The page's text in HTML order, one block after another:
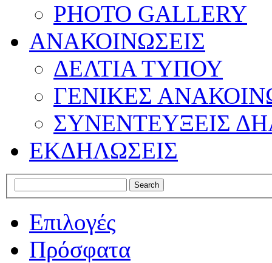
PHOTO GALLERY
ΑΝΑΚΟΙΝΩΣΕΙΣ
ΔΕΛΤΙΑ ΤΥΠΟΥ
ΓΕΝΙΚΕΣ
ΣΥΝΕΝΤΕΥΞΕΙΣ
ΕΚΔΗΛΩΣΕΙΣ
Επιλογές
Πρόσφατα